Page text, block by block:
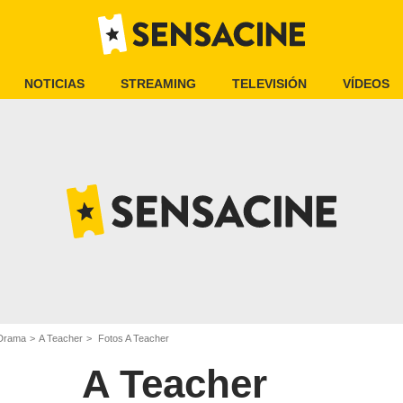
NOTICIAS STREAMING TELEVISIÓN VÍDEOS
A Teacher Fotos A Teacher
A Teacher